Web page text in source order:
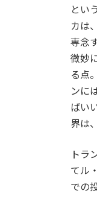
とい
カは
専念
微妙
る点
ンに
ばい
界は
トラ
てル
での